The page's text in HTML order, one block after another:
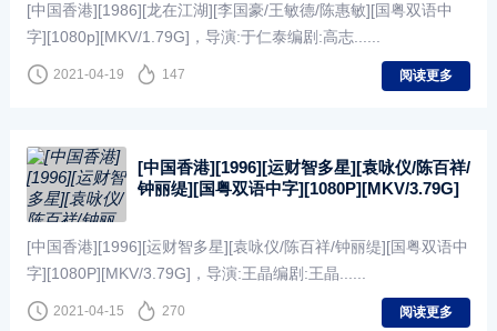
[中国香港][1986][龙在江湖][李国豪/王敏德/陈惠敏][国粤双语中
字][1080p][MKV/1.79G]，导演:于仁泰编剧:高志......
2021-04-19 147 阅读更多
[中国香港][1996][运财智多星][袁咏仪/陈百祥/
钟丽缇][国粤双语中字][1080P][MKV/3.79G]
[中国香港][1996][运财智多星][袁咏仪/陈百祥/钟丽缇][国粤双语中
字][1080P][MKV/3.79G]，导演:王晶编剧:王晶......
2021-04-15 270 阅读更多